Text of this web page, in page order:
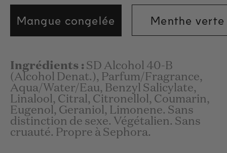
Mangue congelée Menthe verte
Ingrédients : SD Alcohol 40-B
(Alcohol Denat.), Parfum/Fragrance,
Aqua/Water/Eau, Benzyl Salicylate,
Linalool, Citral, Citronellol, Coumarin,
Eugenol, Geraniol, Limonene. Sans
distinction de sexe. Végétalien. Sans
cruauté. Propre à Sephora.